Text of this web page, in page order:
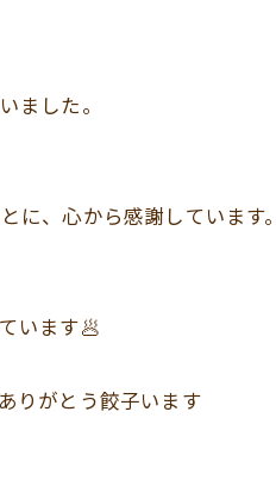
ました。
、心から感謝しています。
います🥟
りがとう餃子います